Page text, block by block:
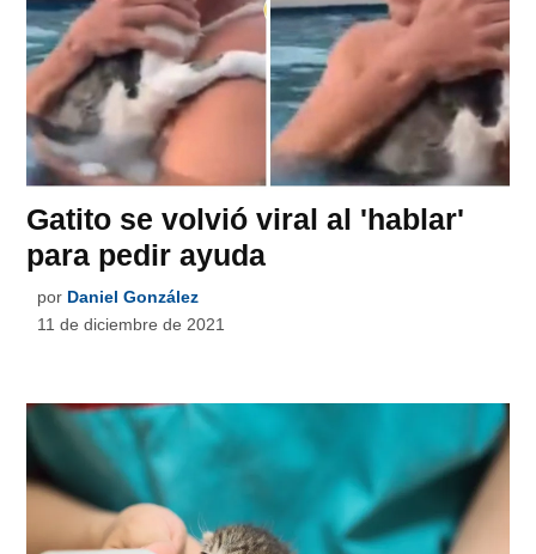
Gatito se volvió viral al 'hablar'
para pedir ayuda
por Daniel González
11 de diciembre de 2021